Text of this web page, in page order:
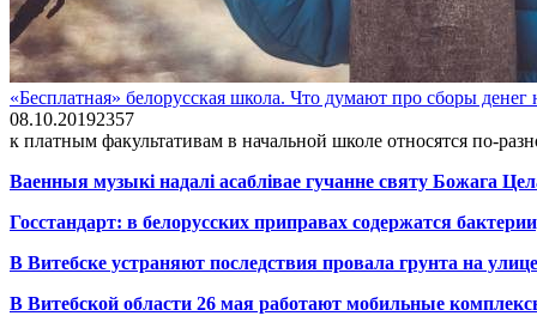
«Бесплатная» белорусская школа. Что думают про сборы
08.10.20192357
к платным факультативам в начальной школе относятся по-
Ваенныя музыкі надалі асаблівае гучанне святу Божага
Госстандарт: в белорусских приправах содержатся
В Витебске устраняют последствия провала грунта на
В Витебской области 26 мая работают мобильные